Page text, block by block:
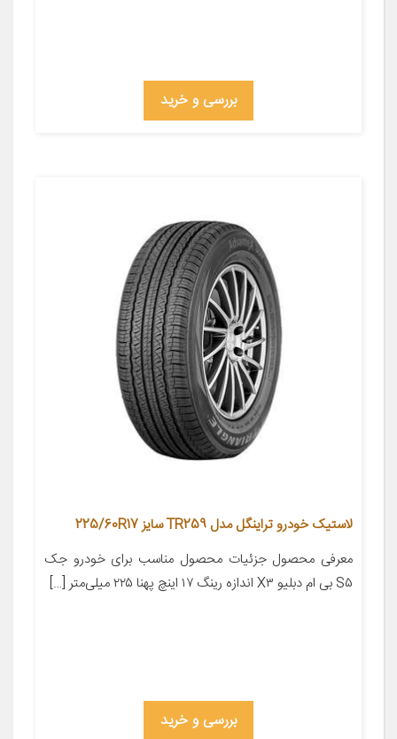
بررسی و خرید
لاستیک خودرو تراینگل مدل TR259 سایز 225/60R17
معرفی محصول جزئیات محصول مناسب برای خودرو جک
S۵ بی ام دبلیو X۳ اندازه رینگ ۱۷ اینچ پهنا ۲۲۵ میلی‌متر […]
بررسی و خرید